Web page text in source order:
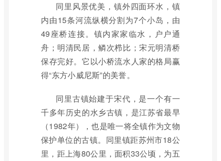
同里风景优美，镇外四面环水，镇
内由15条河流纵横分割为7个小岛，由
49座桥连接。镇内家家临水，户户通
舟；明清民居，鳞次栉比；宋元明清桥
保存完好。它以小桥流水人家的格局赢
得“东方小威尼斯”的美誉。
同里古镇始建于宋代，是一个有一
千多年历史的水乡古镇，是江苏省最早
（1982年），也是唯一将全镇作为文物
保护单位的古镇。同里镇距苏州市18公
里，距上海80公里，面积33公顷，为五